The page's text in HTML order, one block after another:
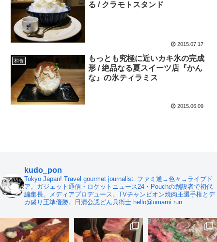
る / クラモトスタンド
2015.07.17
和食
もっとも究極に近いカキ氷の完成
形 / 絶品なる夏スイーツ店『かん
な』の氷ティラミス
2015.06.09
kudo_pon
Tokyo Japan! Travel gourmet journalist. ファミ通→色々→ライブド
ア。ガジェット通信・ロケットニュース24・Pouchの創設者で初代
編集長。メディアプロデュース。TVチャンピオン焼肉王選手権とデ
カ盛り王準優勝。日清公認どん兵衛士 hello@umami.run